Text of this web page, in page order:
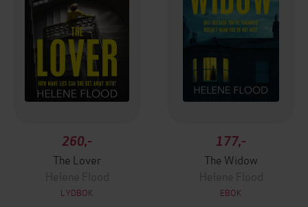
260,-
The Lover
Helene Flood
LYDBOK
177,-
The Widow
Helene Flood
EBOK